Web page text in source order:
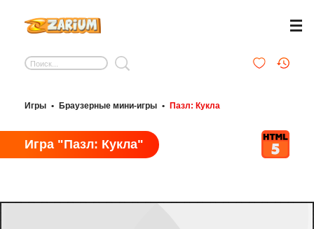
Игры • Браузерные мини-игры • Пазл: Кукла
Игра "Пазл: Кукла"